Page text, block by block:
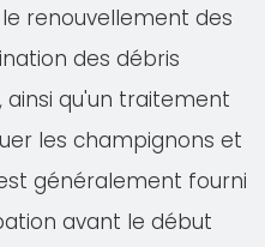
renouvellement des
des débris
ainsi qu'un traitement
les champignons et
généralement fourni
avant le début